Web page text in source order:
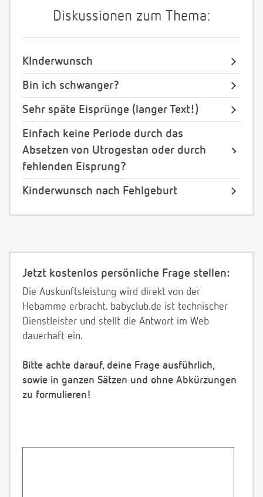
Diskussionen zum Thema:
KInderwunsch
Bin ich schwanger?
Sehr späte Eisprünge (langer Text!)
Einfach keine Periode durch das
Absetzen von Utrogestan oder durch
fehlenden Eisprung?
Kinderwunsch nach Fehlgeburt
Jetzt kostenlos persönliche Frage stellen:
Die Auskunftsleistung wird direkt von der
Hebamme erbracht. babyclub.de ist technischer
Dienstleister und stellt die Antwort im Web
dauerhaft ein.
Bitte achte darauf, deine Frage ausführlich,
sowie in ganzen Sätzen und ohne Abkürzungen
zu formulieren!